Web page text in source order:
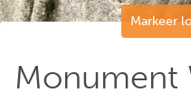
Markeer
Monument